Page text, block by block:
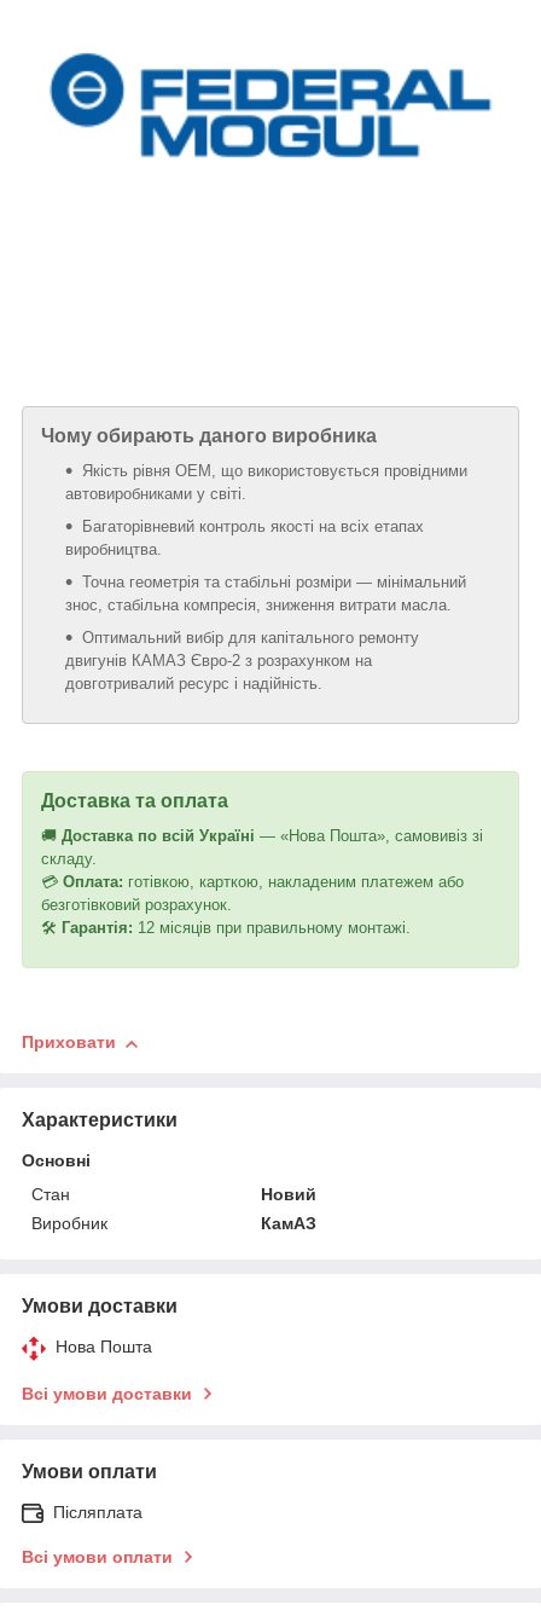
Чому обирають даного виробника
Якість рівня OEM, що використовується провідними
автовиробниками у світі.
Багаторівневий контроль якості на всіх етапах
виробництва.
Точна геометрія та стабільні розміри — мінімальний
знос, стабільна компресія, зниження витрати масла.
Оптимальний вибір для капітального ремонту
двигунів КАМАЗ Євро-2 з розрахунком на
довготривалий ресурс і надійність.
Доставка та оплата
🚚 Доставка по всій Україні — «Нова Пошта», самовивіз зі
складу.
💳 Оплата: готівкою, карткою, накладеним платежем або
безготівковий розрахунок.
🛠 Гарантія: 12 місяців при правильному монтажі.
Приховати
Характеристики
Основні
Стан
Новий
Виробник
КамАЗ
Умови доставки
Нова Пошта
Всі умови доставки
Умови оплати
Післяплата
Всі умови оплати